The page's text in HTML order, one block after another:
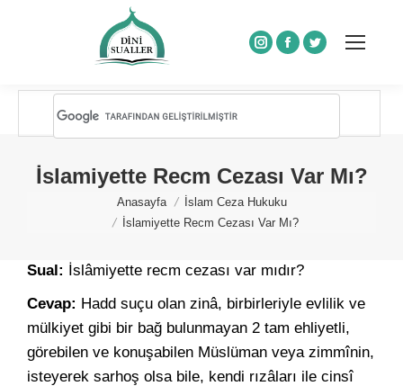
Instagram
Facebook
Twitter
İslamiyette Recm Cezası Var Mı?
Anasayfa
İslam Ceza Hukuku
İslamiyette Recm Cezası Var Mı?
Sual: İslâmiyette recm cezası var mıdır?
Cevap: Hadd suçu olan zinâ, birbirleriyle evlilik ve
mülkiyet gibi bir bağ bulunmayan 2 tam ehliyetli,
görebilen ve konuşabilen Müslüman veya zimmînin,
isteyerek sarhoş olsa bile, kendi rızâları ile cinsî